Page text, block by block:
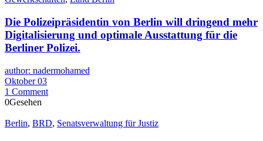
Die Polizeipräsidentin von Berlin will dringend mehr
Digitalisierung und optimale Ausstattung für die
Berliner Polizei.
author: nadermohamed
Oktober 03
1 Comment
0Gesehen
Berlin, BRD, Senatsverwaltung für Justiz